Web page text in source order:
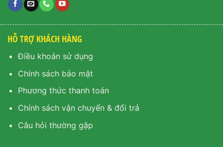
HỖ TRỢ KHÁCH HÀNG
Điều khoản sử dụng
Chính sách bảo mật
Phương thức thanh toán
Chính sách vận chuyển & đổi trả
Câu hỏi thường gặp